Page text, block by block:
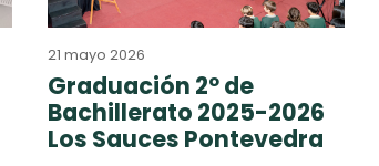
21 mayo 2026
Graduación 2º de
Bachillerato 2025-2026
Los Sauces Pontevedra